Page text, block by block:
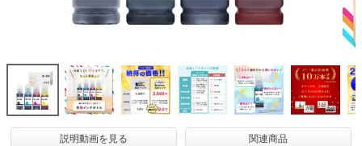
お店の紹介
よくある質問
お問い合わせ
会員専用商品
説明動画を見る 関連商品